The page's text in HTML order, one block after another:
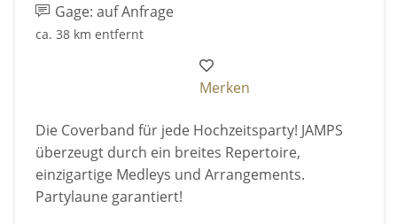
Gage: auf Anfrage
ca. 38 km entfernt
Merken
Die Coverband für jede Hochzeitsparty! JAMPS
überzeugt durch ein breites Repertoire,
einzigartige Medleys und Arrangements.
Partylaune garantiert!